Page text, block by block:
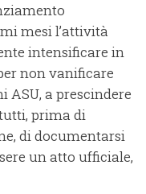
mesi l’attività
intensificare in
non vanificare
a prescindere
prima di
di documentarsi
un atto ufficiale,